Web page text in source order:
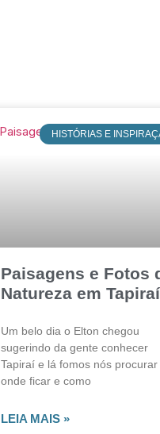
HISTÓRIAS E
Paisagens e Fotos
Natureza em Tapiraí
Um belo dia o Elton chegou
sugerindo da gente conhecer
Tapiraí e lá fomos nós procurar
onde ficar e como
LEIA MAIS »